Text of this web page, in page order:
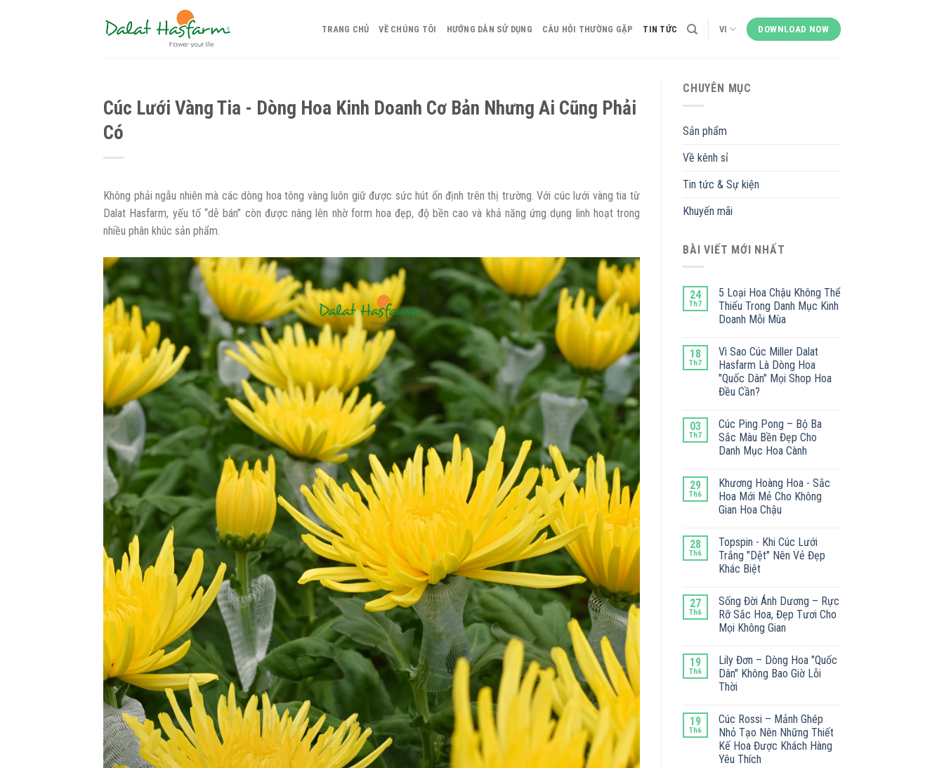
TRANG CHỦ VỀ CHÚNG TÔI HƯỚNG DẪN SỬ DỤNG CÂU HỎI THƯỜNG GẶP TIN TỨC VI DOWNLOAD NOW
Cúc Lưới Vàng Tia - Dòng Hoa Kinh Doanh Cơ Bản Nhưng Ai Cũng Phải
Có
Không phải ngẫu nhiên mà các dòng hoa tông vàng luôn giữ được sức hút ổn định trên thị trường. Với cúc lưới vàng tia từ
Dalat Hasfarm, yếu tố “dễ bán” còn được nâng lên nhờ form hoa đẹp, độ bền cao và khả năng ứng dụng linh hoạt trong
nhiều phân khúc sản phẩm.
CHUYÊN MỤC
Sản phẩm
Về kênh sỉ
Tin tức & Sự kiện
Khuyến mãi
BÀI VIẾT MỚI NHẤT
24
Th7
5 Loại Hoa Chậu Không Thể
Thiếu Trong Danh Mục Kinh
Doanh Mỗi Mùa
18
Th7
Vì Sao Cúc Miller Dalat
Hasfarm Là Dòng Hoa
"Quốc Dân" Mọi Shop Hoa
Đều Cần?
03
Th7
Cúc Ping Pong – Bộ Ba
Sắc Màu Bền Đẹp Cho
Danh Mục Hoa Cành
29
Th6
Khương Hoàng Hoa - Sắc
Hoa Mới Mẻ Cho Không
Gian Hoa Chậu
28
Th6
Topspin - Khi Cúc Lưới
Trắng "Dệt" Nên Vẻ Đẹp
Khác Biệt
27
Th6
Sống Đời Ánh Dương – Rực
Rỡ Sắc Hoa, Đẹp Tươi Cho
Mọi Không Gian
19
Th6
Lily Đơn – Dòng Hoa "Quốc
Dân" Không Bao Giờ Lỗi
Thời
19
Th6
Cúc Rossi – Mảnh Ghép
Nhỏ Tạo Nên Những Thiết
Kế Hoa Được Khách Hàng
Yêu Thích